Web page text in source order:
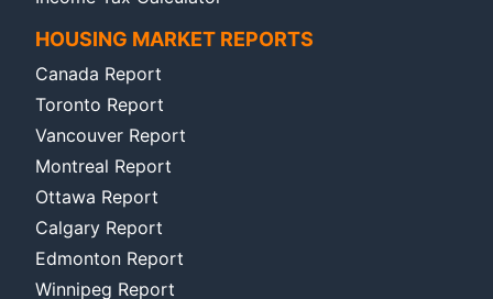
HOUSING MARKET REPORTS
Canada Report
Toronto Report
Vancouver Report
Montreal Report
Ottawa Report
Calgary Report
Edmonton Report
Winnipeg Report